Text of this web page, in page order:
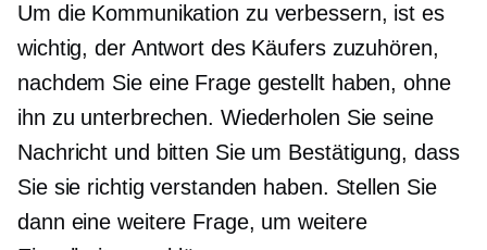
Um die Kommunikation zu verbessern, ist es
wichtig, der Antwort des Käufers zuzuhören,
nachdem Sie eine Frage gestellt haben, ohne
ihn zu unterbrechen. Wiederholen Sie seine
Nachricht und bitten Sie um Bestätigung, dass
Sie sie richtig verstanden haben. Stellen Sie
dann eine weitere Frage, um weitere